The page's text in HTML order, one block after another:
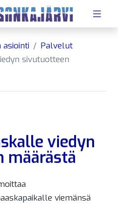
Palvelut
sivutuotteen
viedyn
määrästä
viemänsä